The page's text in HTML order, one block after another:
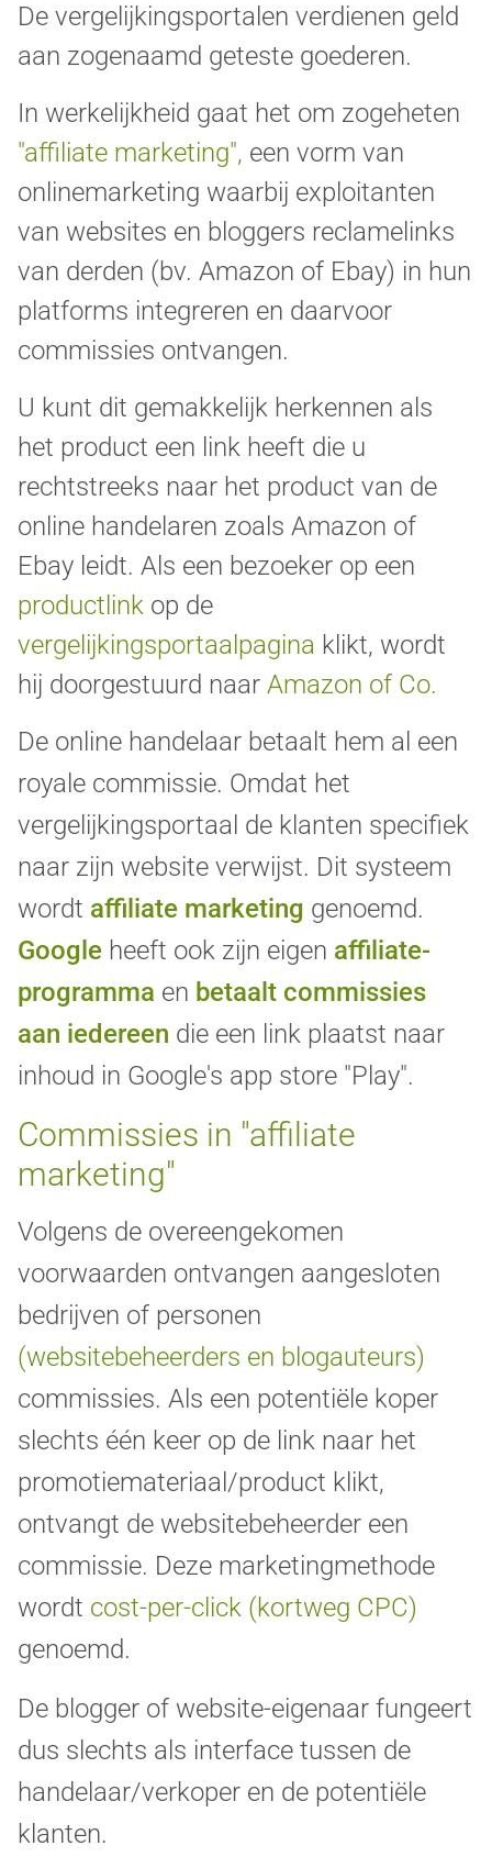
De vergelijkingsportalen verdienen geld
aan zogenaamd geteste goederen.
In werkelijkheid gaat het om zogeheten
"affiliate marketing", een vorm van
onlinemarketing waarbij exploitanten
van websites en bloggers reclamelinks
van derden (bv. Amazon of Ebay) in hun
platforms integreren en daarvoor
commissies ontvangen.
U kunt dit gemakkelijk herkennen als
het product een link heeft die u
rechtstreeks naar het product van de
online handelaren zoals Amazon of
Ebay leidt. Als een bezoeker op een
productlink op de
vergelijkingsportaalpagina klikt, wordt
hij doorgestuurd naar Amazon of Co.
De online handelaar betaalt hem al een
royale commissie. Omdat het
vergelijkingsportaal de klanten specifiek
naar zijn website verwijst. Dit systeem
wordt affiliate marketing genoemd.
Google heeft ook zijn eigen affiliate-
programma en betaalt commissies
aan iedereen die een link plaatst naar
inhoud in Google's app store "Play".
Commissies in "affiliate
marketing"
Volgens de overeengekomen
voorwaarden ontvangen aangesloten
bedrijven of personen
(websitebeheerders en blogauteurs)
commissies. Als een potentiële koper
slechts één keer op de link naar het
promotiemateriaal/product klikt,
ontvangt de websitebeheerder een
commissie. Deze marketingmethode
wordt cost-per-click (kortweg CPC)
genoemd.
De blogger of website-eigenaar fungeert
dus slechts als interface tussen de
handelaar/verkoper en de potentiële
klanten.